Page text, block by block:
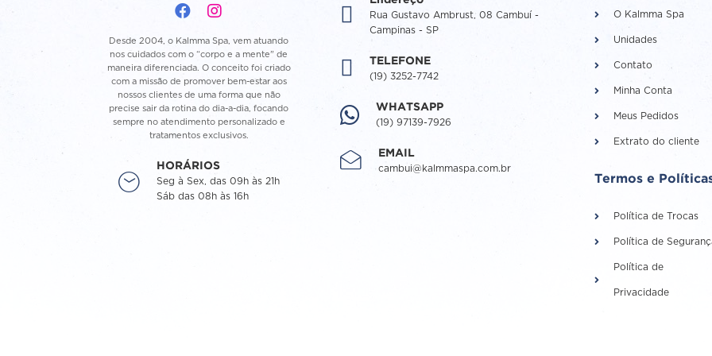
Desde 2004, o Kalmma Spa, vem atuando
nos cuidados com o “corpo e a mente” de
maneira diferenciada. O conceito foi criado
com a missão de promover bem-estar aos
nossos clientes de uma forma que não
precise sair da rotina do dia-a-dia, focando
sempre no atendimento personalizado e
tratamentos exclusivos.
HORÁRIOS
Seg à Sex, das 09h às 21h
Sáb das 08h às 16h
Rua Gustavo Ambrust, 08 Cambuí -
Campinas - SP
TELEFONE
(19) 3252-7742
WHATSAPP
(19) 97139-7926
EMAIL
cambui@kalmmaspa.com.br
O Kalmma Spa
Unidades
Contato
Minha Conta
Meus Pedidos
Extrato do cliente
Termos e
Política de Trocas
Política de
Política de
Privacidade